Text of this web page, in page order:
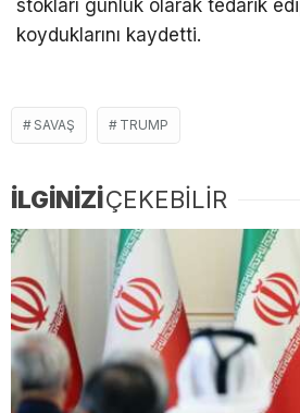
stokları günlük olarak tedarik
koyduklarını kaydetti.
SAVAŞ TRUMP
İLGİNİZİÇEKEBİLİR